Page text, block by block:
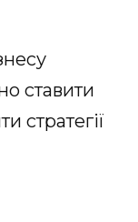
ставити
стратегії